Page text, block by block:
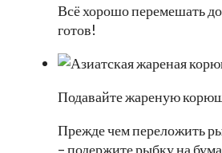
Всё хорошо перемешать
готов!
Подавайте жареную
Прежде чем переложить
– подержите рыбку на